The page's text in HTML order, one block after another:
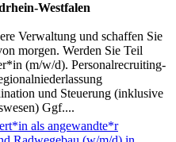
Westfalen
Verwaltung und schaffen Sie
morgen. Werden Sie Teil
(m/w/d). Personalrecruiting-
und Steuerung (inklusive
Ggf....